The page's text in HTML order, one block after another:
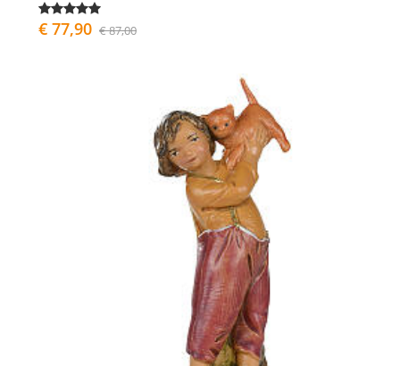
€ 77,90 € 87,00